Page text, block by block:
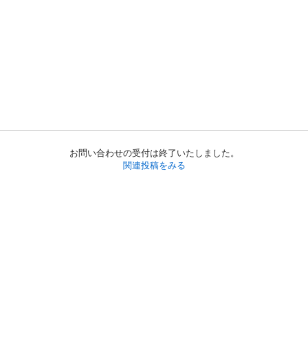
お問い合わせの受付は終了いたしました。
関連投稿をみる